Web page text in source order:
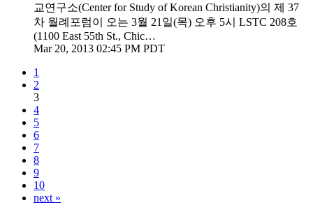
교연구소(Center for Study of Korean Christianity)의 제 37
차 월례포럼이 오는 3월 21일(목) 오후 5시 LSTC 208호
(1100 East 55th St., Chic…
Mar 20, 2013 02:45 PM PDT
1
2
3
4
5
6
7
8
9
10
next »